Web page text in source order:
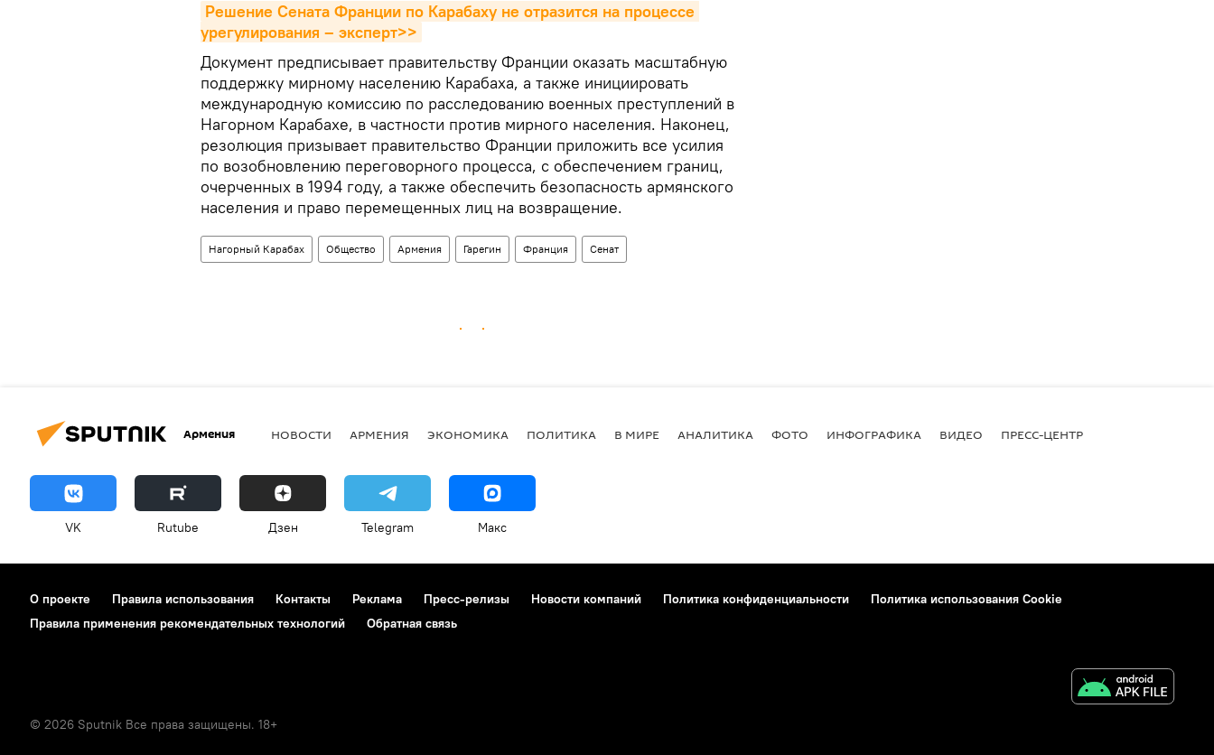
Решение Сената Франции по Карабаху не отразится на процессе
урегулирования – эксперт>>
Документ предписывает правительству Франции оказать масштабную
поддержку мирному населению Карабаха, а также инициировать
международную комиссию по расследованию военных преступлений в
Нагорном Карабахе, в частности против мирного населения. Наконец,
резолюция призывает правительство Франции приложить все усилия
по возобновлению переговорного процесса, с обеспечением границ,
очерченных в 1994 году, а также обеспечить безопасность армянского
населения и право перемещенных лиц на возвращение.
Нагорный Карабах Общество Армения Гарегин Франция Сенат
Армения НОВОСТИ АРМЕНИЯ ЭКОНОМИКА ПОЛИТИКА В МИРЕ АНАЛИТИКА ФОТО ИНФОГРАФИКА ВИДЕО ПРЕСС-ЦЕНТР
VK Rutube Дзен Telegram Макс
О проекте Правила использования Контакты Реклама Пресс-релизы Новости компаний Политика конфиденциальности
Политика использования Cookie
Правила применения рекомендательных технологий
Обратная связь
© 2026 Sputnik Все права защищены. 18+